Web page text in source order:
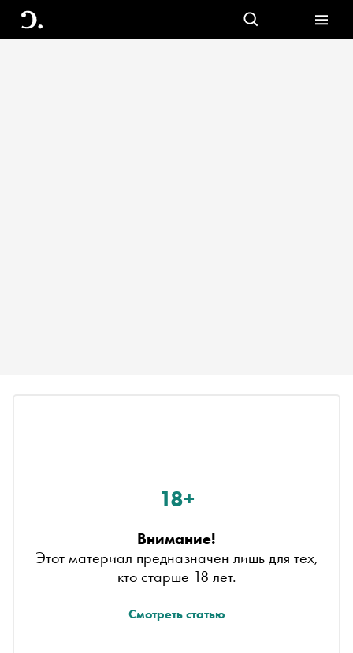
18+
Внимание!
Этот материал предназначен лишь для тех,
кто старше 18 лет.
Смотреть статью